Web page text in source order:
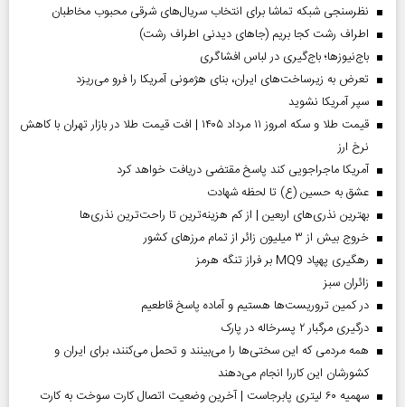
نظرسنجی شبکه تماشا برای انتخاب سریال‌های شرقی محبوب مخاطبان
اطراف رشت کجا بریم (جاهای دیدنی اطراف رشت)
باج‌نیوزها؛ باج‌گیری در لباس افشاگری
تعرض به زیرساخت‌های ایران، بنای هژمونی آمریکا را فرو می‌ریزد
سپر آمریکا نشوید
قیمت طلا و سکه امروز ۱۱ مرداد ۱۴۰۵ | افت قیمت طلا در بازار تهران با کاهش
نرخ ارز
آمریکا ماجراجویی کند پاسخ مقتضی دریافت خواهد کرد
عشق به حسین (ع) تا لحظه شهادت
بهترین نذری‌های اربعین | از کم هزینه‌ترین تا راحت‌ترین نذری‌ها
خروج بیش از ۳ میلیون زائر از تمام مرز‌های کشور
رهگیری پهپاد MQ9 بر فراز تنگه هرمز
‌زائران سبز
در کمین تروریست‌ها هستیم و آماده پاسخ قاطعیم
درگیری مرگبار ۲ پسرخاله در پارک
همه مردمی که این سختی‌ها را می‌بینند و تحمل می‌کنند، برای ایران و
کشورشان این کاررا انجام می‌دهند
سهمیه ۶۰ لیتری پابرجاست | آخرین وضعیت اتصال کارت سوخت به کارت